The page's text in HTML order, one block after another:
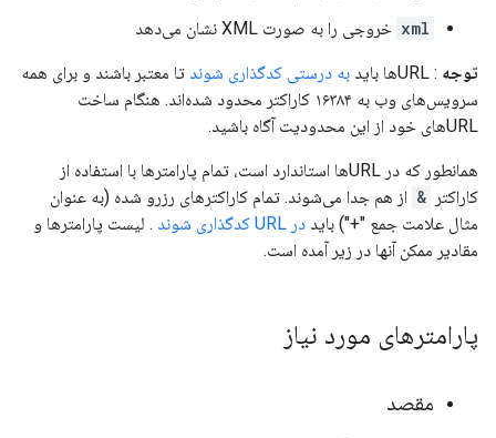
xml خروجی را به صورت XML نشان می‌دهد
توجه : URLها باید به درستی کدگذاری شوند تا معتبر باشند و برای همه
سرویس‌های وب به ۱۶۳۸۴ کاراکتر محدود شده‌اند. هنگام ساخت
URLهای خود از این محدودیت آگاه باشید.
همانطور که در URLها استاندارد است، تمام پارامترها با استفاده از
کاراکتر & از هم جدا می‌شوند. تمام کاراکترهای رزرو شده (به عنوان
مثال علامت جمع "+") باید در URL کدگذاری شوند
. لیست پارامترها و
مقادیر ممکن آنها در زیر آمده است.
پارامترهای مورد نیاز
مقصد